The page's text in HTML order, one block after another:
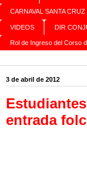
CARNAVAL SANTA CRUZ
VIDEOS DIR
Rol de Ingreso del Corso
3 de abril de 2012
entrada